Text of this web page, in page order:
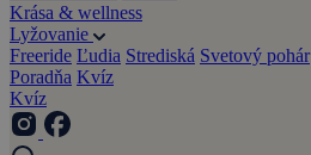
Krása & wellness
Lyžovanie
Freeride Ľudia Strediská Svetový pohár
Poradňa Kvíz
Kvíz